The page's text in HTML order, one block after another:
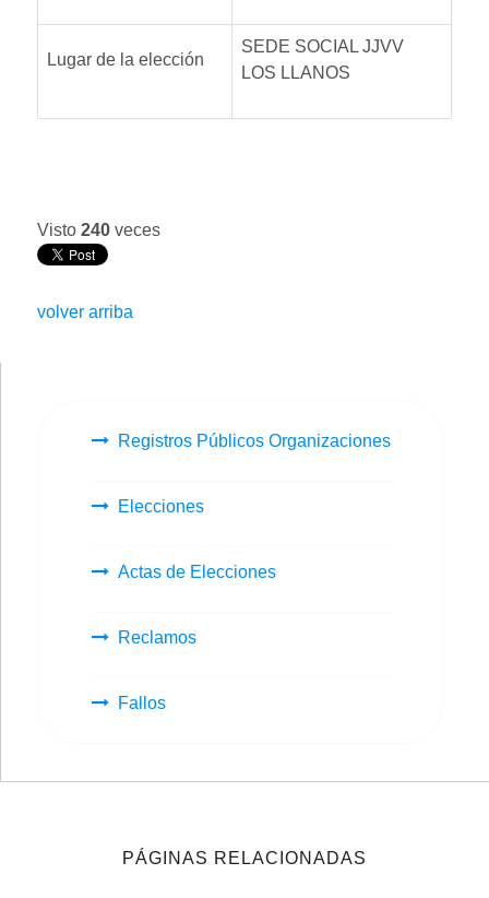
Lugar de la elección
SEDE SOCIAL JJVV
LOS LLANOS
Visto 240 veces
volver arriba
Registros Públicos Organizaciones
Elecciones
Actas de Elecciones
Reclamos
Fallos
PÁGINAS RELACIONADAS